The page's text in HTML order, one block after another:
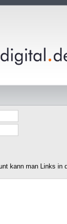
kann man Links in